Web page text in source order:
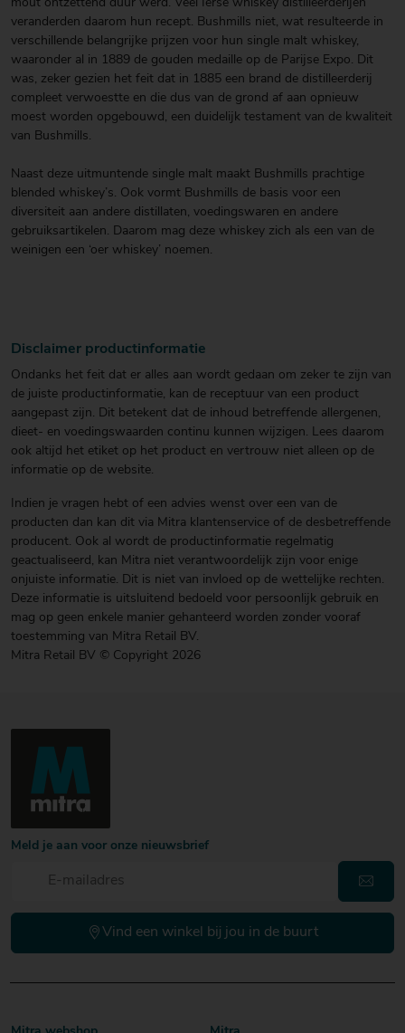
mout ontzettend duur werd. Veel Ierse whiskey distilleerderijen
veranderden daarom hun recept. Bushmills niet, wat resulteerde in
verschillende belangrijke prijzen voor hun single malt whiskey,
waaronder al in 1889 de gouden medaille op de Parijse Expo. Dit
was, zeker gezien het feit dat in 1885 een brand de distilleerderij
compleet verwoestte en die dus van de grond af aan opnieuw
moest worden opgebouwd, een duidelijk testament van de kwaliteit
van Bushmills.
Naast deze uitmuntende single malt maakt Bushmills prachtige
blended whiskey’s. Ook vormt Bushmills de basis voor een
diversiteit aan andere distillaten, voedingswaren en andere
gebruiksartikelen. Daarom mag deze whiskey zich als een van de
weinigen een ‘oer whiskey’ noemen.
Disclaimer productinformatie
Ondanks het feit dat er alles aan wordt gedaan om zeker te zijn van
de juiste productinformatie, kan de receptuur van een product
aangepast zijn. Dit betekent dat de inhoud betreffende allergenen,
dieet- en voedingswaarden continu kunnen wijzigen. Lees daarom
ook altijd het etiket op het product en vertrouw niet alleen op de
informatie op de website.
Indien je vragen hebt of een advies wenst over een van de
producten dan kan dit via Mitra klantenservice of de desbetreffende
producent. Ook al wordt de productinformatie regelmatig
geactualiseerd, kan Mitra niet verantwoordelijk zijn voor enige
onjuiste informatie. Dit is niet van invloed op de wettelijke rechten.
Deze informatie is uitsluitend bedoeld voor persoonlijk gebruik en
mag op geen enkele manier gehanteerd worden zonder vooraf
toestemming van Mitra Retail BV.
Mitra Retail BV © Copyright 2026
Meld je aan voor onze nieuwsbrief
Vind een winkel bij jou in de buurt